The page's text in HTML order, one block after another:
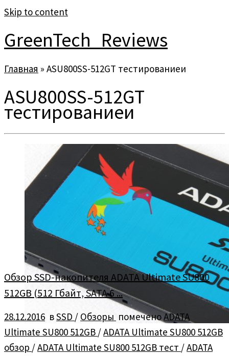
Skip to content
GreenTech_Reviews
Главная » ASU800SS-512GT тестированиеи
ASU800SS-512GT
тестированиеи
Обзор SSD-накопителя ADATA Ultimate SU800
512GB (512 Гбайт, SATA 6 ...
28.12.2016 вSSD / Обзоры помеченоADATA
Ultimate SU800 512GB /ADATA Ultimate SU800 512GB
обзор /ADATA Ultimate SU800 512GB тест /ADATA